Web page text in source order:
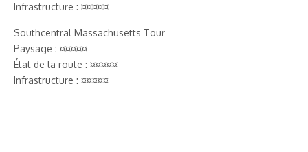
Infrastructure : ¤¤¤¤¤
Southcentral Massachusetts Tour
Paysage : ¤¤¤¤¤
État de la route : ¤¤¤¤¤
Infrastructure : ¤¤¤¤¤